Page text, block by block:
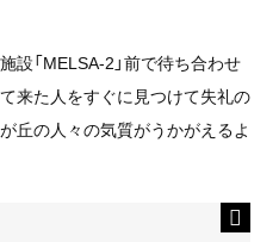
設「MELSA-2」前で待ち合わせ
来た人をすぐに見つけて失礼の
丘の人々の気質がうかがえるよ